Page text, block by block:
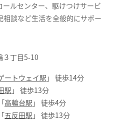
ルセンター、駆けつけサービ
談など生活を全般的にサポー
３丁目5-10
ートウェイ駅 」 徒歩14分
駅 」 徒歩13分
「高輪台駅 」 徒歩4分
「五反田駅 」 徒歩13分